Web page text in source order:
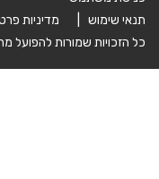
תנאי שימוש |
מדיניות
כל הזכויות שמורות להפועל